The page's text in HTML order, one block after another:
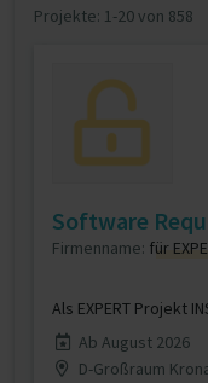
Projekte: 1-20 von 858
Software
Firmenname: für
Als EXPERT Projekt
Ab August 2026
D-Großraum